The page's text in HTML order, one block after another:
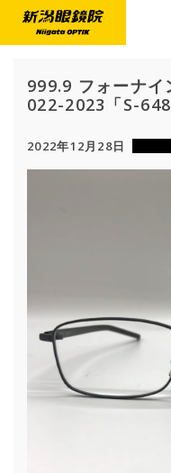
999.9 フォーナ
022-2023「S-
2022年12月28日